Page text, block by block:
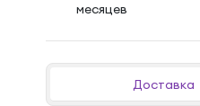
месяцев
Доставка